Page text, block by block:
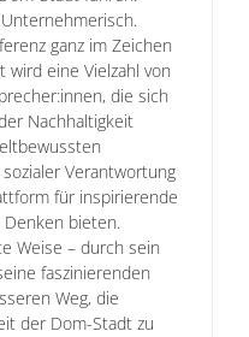
ganz im Zeichen
wird eine Vielzahl von
die sich
Nachhaltigkeit
Verantwortung
für inspirierende
Denken bieten.
Weise – durch sein
faszinierenden
Weg, die
der Dom-Stadt zu